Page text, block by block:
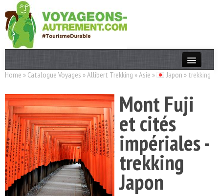
Actualités
T. Responsable
Destinations
Acteurs
Thèmes
Home » Catalogue Voyages »Allibert Trekking »Asie » Japon » trekking
Mont Fuji
et cités
impériales -
trekking
Japon